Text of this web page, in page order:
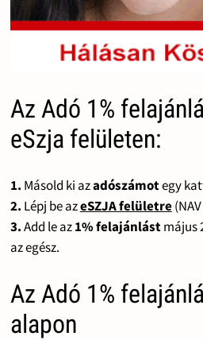
Az Adó 1%
eSzja felületen:
1. Másold ki azadószámotegy
2. Lépj be azeSZJA felületre
3.Add le az1% felajánlástmájus
az egész.
Az Adó 1%
alapon